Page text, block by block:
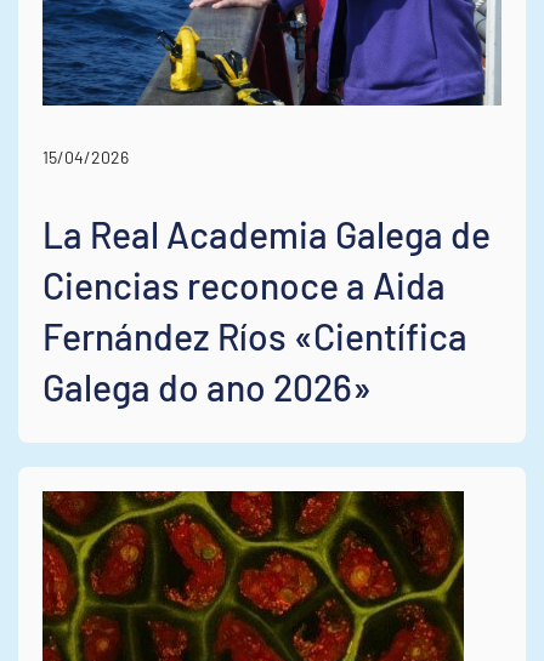
15/04/2026
La Real Academia Galega de
Ciencias reconoce a Aida
Fernández Ríos «Científica
Galega do ano 2026»